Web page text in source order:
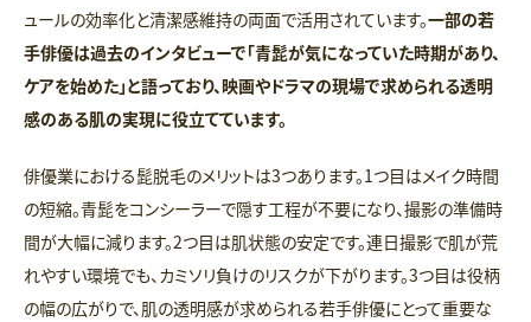
ュールの効率化と清潔感維持の両面で活用されています。一部の若
手俳優は過去のインタビューで「青髭が気になっていた時期があり、
ケアを始めた」と語っており、映画やドラマの現場で求められる透明
感のある肌の実現に役立てています。
俳優業における髭脱毛のメリットは3つあります。1つ目はメイク時間
の短縮。青髭をコンシーラーで隠す工程が不要になり、撮影の準備時
間が大幅に減ります。2つ目は肌状態の安定です。連日撮影で肌が荒
れやすい環境でも、カミソリ負けのリスクが下がります。3つ目は役柄
の幅の広がりで、肌の透明感が求められる若手俳優にとって重要な